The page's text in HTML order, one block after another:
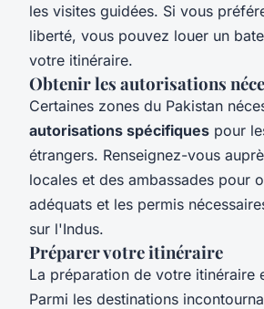
les visites guidées. Si vous
liberté, vous pouvez louer un
votre itinéraire.
Obtenir les autorisations
Certaines zones du Pakistan
autorisations spécifiques pour
étrangers. Renseignez-vous
locales et des ambassades pour
adéquats et les permis
sur l'Indus.
Préparer votre itinéraire
La préparation de votre itinéraire
Parmi les destinations